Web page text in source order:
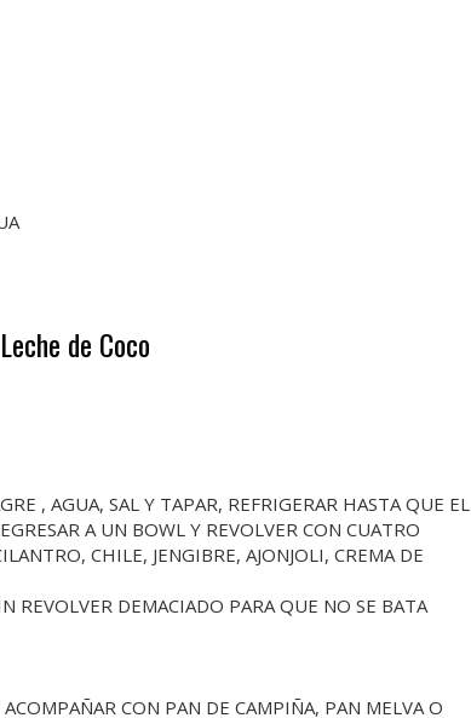
de Coco
, AGUA, SAL Y TAPAR, REFRIGERAR HASTA QUE EL
A UN BOWL Y REVOLVER CON CUATRO
CHILE, JENGIBRE, AJONJOLI, CREMA DE
REVOLVER DEMACIADO PARA QUE NO SE BATA
CON PAN DE CAMPIÑA, PAN MELVA O